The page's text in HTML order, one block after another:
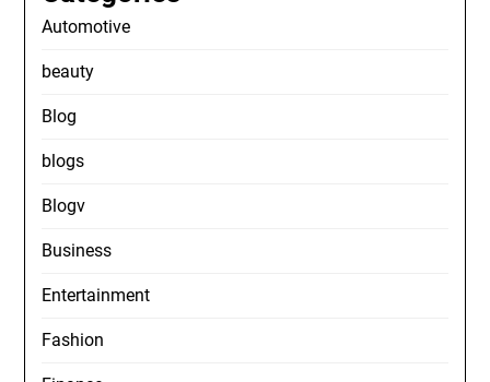
Automotive
beauty
Blog
blogs
Blogv
Business
Entertainment
Fashion